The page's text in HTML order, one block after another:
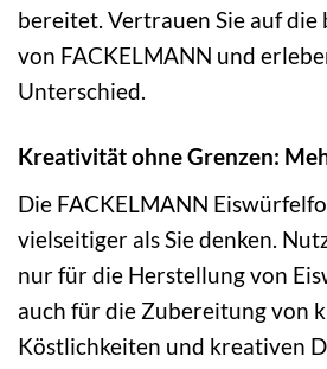
bereitet. Vertrauen Sie auf
von FACKELMANN und
Unterschied.
Kreativität ohne Grenzen:
Die FACKELMANN
vielseitiger als Sie denken.
nur für die Herstellung von
auch für die Zubereitung von
Köstlichkeiten und kreativen